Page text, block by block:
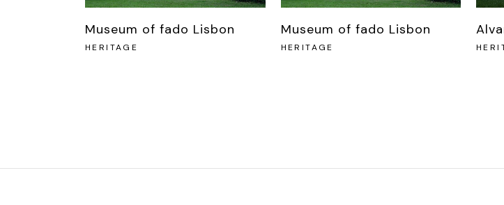
Museum of fado Lisbon
HERITAGE
Museum of fado Lisbon
HERITAGE